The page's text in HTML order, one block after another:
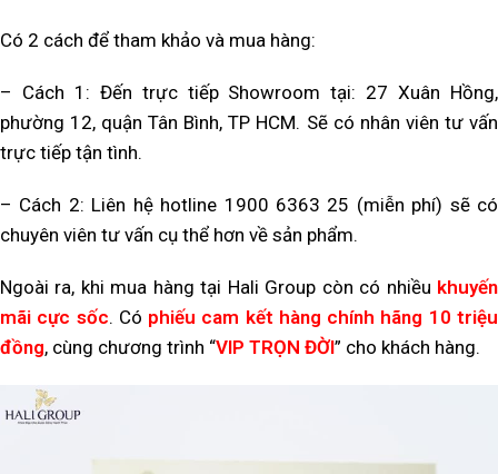
Có 2 cách để tham khảo và mua hàng:
– Cách 1: Đến trực tiếp Showroom tại: 27 Xuân Hồng,
phường 12, quận Tân Bình, TP HCM. Sẽ có nhân viên tư vấn
trực tiếp tận tình.
– Cách 2: Liên hệ hotline 1900 6363 25 (miễn phí) sẽ có
chuyên viên tư vấn cụ thể hơn về sản phẩm.
Ngoài ra, khi mua hàng tại Hali Group còn có nhiều khuyến
mãi cực sốc. Có phiếu cam kết hàng chính hãng 10 triệu
đồng, cùng chương trình “VIP TRỌN ĐỜI” cho khách hàng.